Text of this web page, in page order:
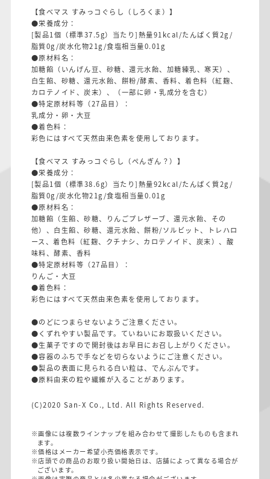
【食べマス すみっコぐらし（しろくま）】
●栄養成分：
[製品1個（標準37.5g）当たり]熱量91kcal/たんぱく質2g/
脂質0g/炭水化物21g/食塩相当量0.01g
●原材料名：
加糖餡（いんげん豆、砂糖、還元水飴、加糖練乳、寒天）、
白生餡、砂糖、還元水飴、餅粉/酵素、香料、着色料（紅麹、
カロテノイド、炭末）、（一部に卵・乳成分を含む）
●特定原材料等（27品目）：
乳成分・卵・大豆
●着色料：
彩色にはすべて天然由来色素を使用しております。
【食べマス すみっコぐらし（ぺんぎん？）】
●栄養成分：
[製品1個（標準38.6g）当たり]熱量92kcal/たんぱく質2g/
脂質0g/炭水化物21g/食塩相当量0.01g
●原材料名：
加糖餡（生餡、砂糖、りんごプレザーブ、還元水飴、その
他）、白生餡、砂糖、還元水飴、餅粉/ソルビット、トレハロ
ース、着色料（紅麹、クチナシ、カロテノイド、炭末）、酸
味料、酵素、香料
●特定原材料等（27品目）：
りんご・大豆
●着色料：
彩色にはすべて天然由来色素を使用しております。
●のどにつまらせないようご注意ください。
●くずれやすい製品です。ていねいにお取扱いください。
●生菓子ですので開封後はお早目にお召し上がりください。
●容器のふちで手などを切らないようにご注意ください。
●製品の表面に見られる白い粒は、でんぷんです。
●原料由来の粒や繊維が入ることがあります。
(C)2020 San-X Co., Ltd. All Rights Reserved.
※画像には複数ラインナップを組み合わせて撮影したものも含まれ
ます。
※価格はメーカー希望小売価格表示です。
※店頭での商品のお取り扱い開始日は、店舗によって異なる場合が
ございます。